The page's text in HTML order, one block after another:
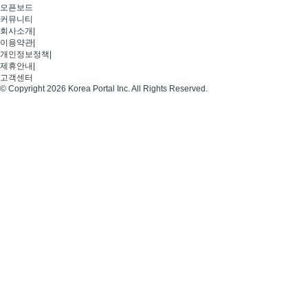
오픈보드
커뮤니티
회사소개
이용약관
개인정보정책
제휴안내
고객센터
© Copyright 2026 Korea Portal Inc. All Rights Reserved.